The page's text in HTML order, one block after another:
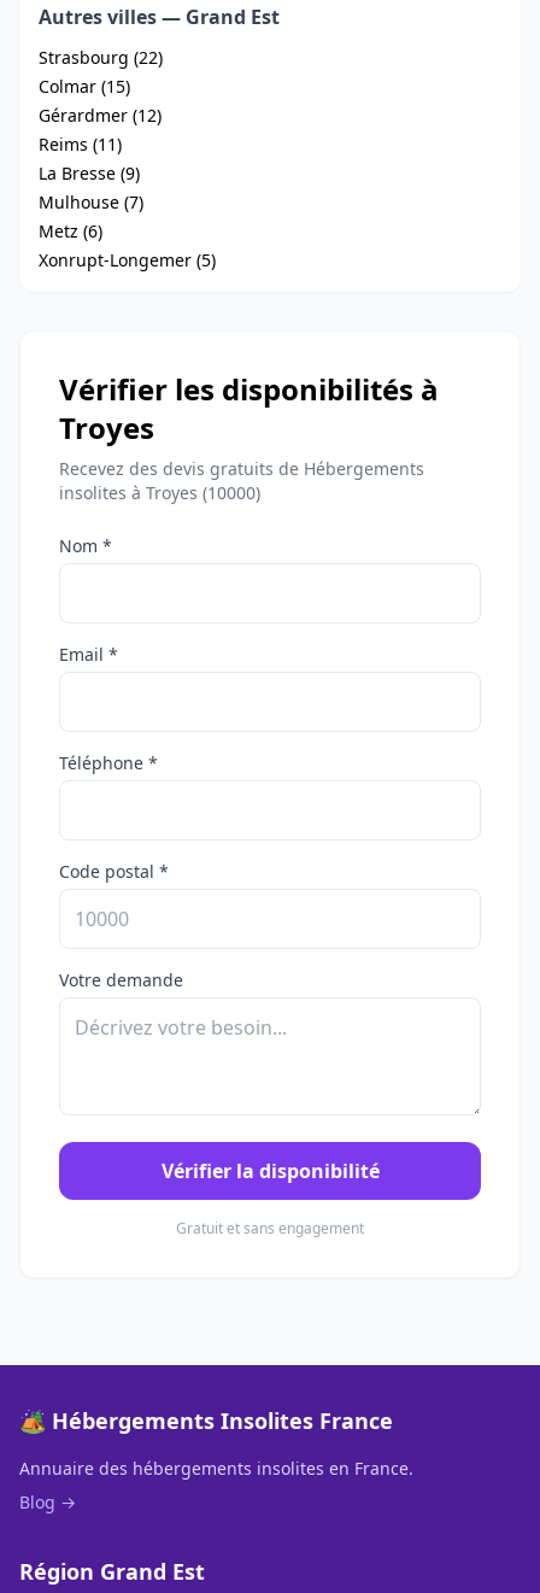
Autres villes — Grand Est
Strasbourg (22)
Colmar (15)
Gérardmer (12)
Reims (11)
La Bresse (9)
Mulhouse (7)
Metz (6)
Xonrupt-Longemer (5)
Vérifier les disponibilités à
Troyes
Recevez des devis gratuits de Hébergements
insolites à Troyes (10000)
Nom *
Email *
Téléphone *
Code postal *
Votre demande
Vérifier la disponibilité
Gratuit et sans engagement
🏕️ Hébergements Insolites France
Annuaire des hébergements insolites en France.
Blog →
Région Grand Est